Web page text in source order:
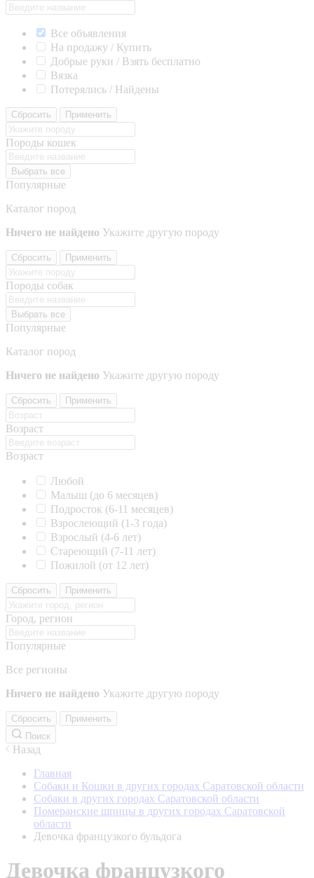
Все объявления
На продажу / Купить
Добрые руки / Взять бесплатно
Вязка
Потерялись / Найдены
Сбросить Применить
Породы кошек
Выбрать все
Популярные
Каталог пород
Ничего не найдено Укажите другую породу
Сбросить Применить
Породы собак
Выбрать все
Популярные
Каталог пород
Ничего не найдено Укажите другую породу
Сбросить Применить
Возраст
Возраст
Любой
Малыш (до 6 месяцев)
Подросток (6-11 месяцев)
Взрослеющий (1-3 года)
Взрослый (4-6 лет)
Стареющий (7-11 лет)
Пожилой (от 12 лет)
Сбросить Применить
Город, регион
Популярные
Все регионы
Ничего не найдено Укажите другую породу
Сбросить
Применить
Поиск
Назад
Главная
Собаки и Кошки в других городах Саратовской области
Собаки в других городах Саратовской области
Померанские шпицы в других городах Саратовской
области
Девочка французкого бульдога
Девочка французкого